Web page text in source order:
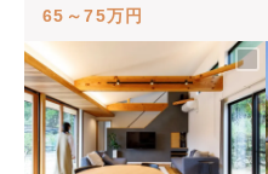
65～75万円